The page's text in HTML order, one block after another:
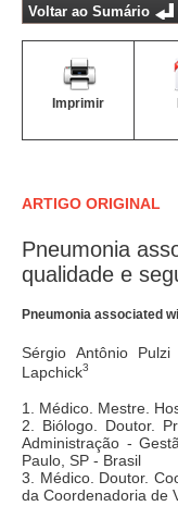
Voltar ao Sumário
Imprimir
ARTIGO ORIGINAL
Pneumonia
qualidade e
Pneumonia associated
Sérgio Antônio Pulzi
Lapchick3
1. Médico. Mestre.
2. Biólogo. Doutor.
Administração -
Paulo, SP - Brasil
3. Médico. Doutor.
da Coordenadoria de